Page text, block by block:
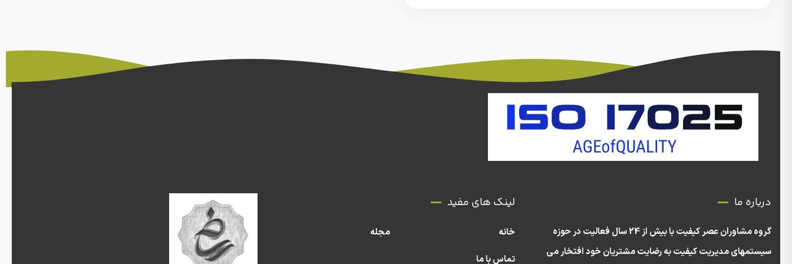
درباره ما
گروه مشاوران عصر کیفیت با بیش از 24 سال فعالیت در حوزه
سیستمهای مدیریت کیفیت به رضایت مشتریان خود افتخار می
لینک های مفید
خانه
مجله
تماس با ما